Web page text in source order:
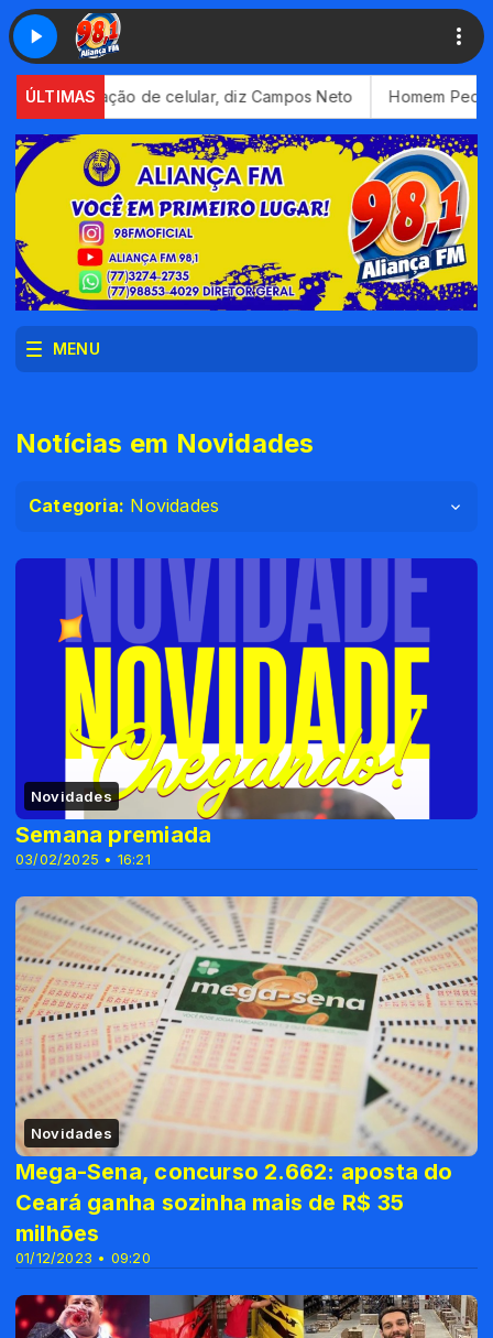
ÚLTIMASde celular, diz Campos Neto Homem Pedra
MENU
Notícias em Novidades
Categoria: Novidades
Novidades
03/02/2025 • 16:21
Semana premiada
Novidades
01/12/2023 • 09:20
Mega-Sena, concurso 2.662: aposta do
Ceará ganha sozinha mais de R$ 35
milhões